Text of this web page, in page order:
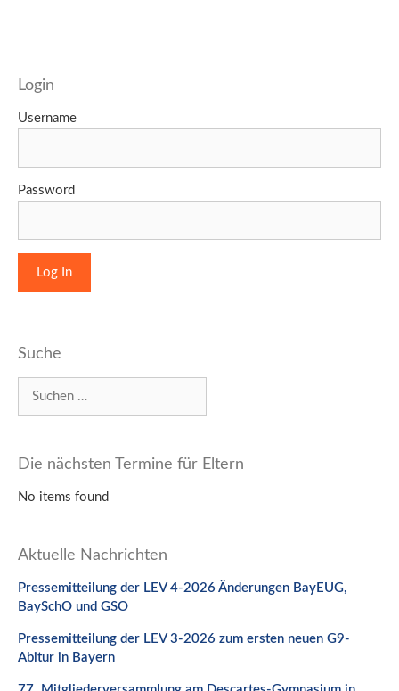
Login
Username
Password
Suche
nach:
Die nächsten Termine für Eltern
No items found
Aktuelle Nachrichten
Pressemitteilung der LEV 4-2026 Änderungen BayEUG,
BaySchO und GSO
Pressemitteilung der LEV 3-2026 zum ersten neuen G9-
Abitur in Bayern